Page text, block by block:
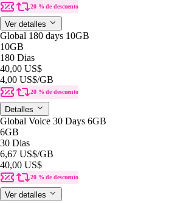
20 % de descuento
Ver detalles
Global 180 days 10GB
10GB
180 Dias
40,00 US$
4,00 US$/GB
20 % de descuento
Detalles
Global Voice 30 Days 6GB
6GB
30 Dias
6,67 US$/GB
40,00 US$
20 % de descuento
Ver detalles